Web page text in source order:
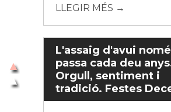
LLEGIR MÉS →
L'assaig d'avui
passa cada deu
Orgull, sentiment i
tradició. Festes